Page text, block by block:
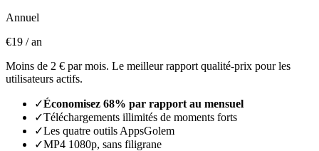
Annuel
€19 / an
Moins de 2 € par mois. Le meilleur rapport qualité-prix pour les
utilisateurs actifs.
✓Économisez 68% par rapport au mensuel
✓Téléchargements illimités de moments forts
✓Les quatre outils AppsGolem
✓MP4 1080p, sans filigrane